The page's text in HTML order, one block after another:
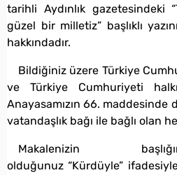
tarihli Aydınlık gazetesindeki
güzel bir milletiz” başlıklı
hakkındadır.
Bildiğiniz üzere Türkiye
ve Türkiye Cumhuriyeti
Anayasamızın 66.
vatandaşlık bağı ile bağlı olan
Makalenizin
olduğunuz “Kürdüyle” ifadesiyle